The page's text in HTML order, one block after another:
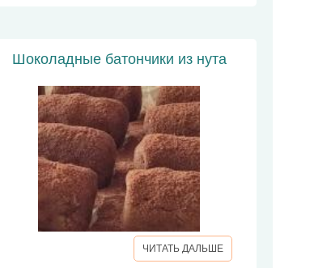
Шоколадные батончики из нута
ЧИТАТЬ ДАЛЬШЕ